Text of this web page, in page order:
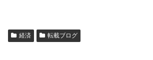
経済 転載ブログ